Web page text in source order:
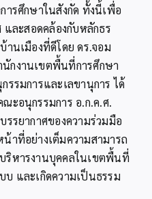
ารศึกษาในสังกัด ทั้งนี้เพื่อ
และสอดคล้องกับหลักธร
านเมืองที่ดีโดย ดร.จอม
นักงานเขตพื้นที่การศึกษา
รมการและเลขานุการ ได้
ะอนุกรรมการ อ.ก.ค.ศ.
รยากาศของความร่วมมือ
าที่อย่างเต็มความสามารถ
ริหารงานบุคคลในเขตพื้นที่
และเกิดความเป็นธรรม